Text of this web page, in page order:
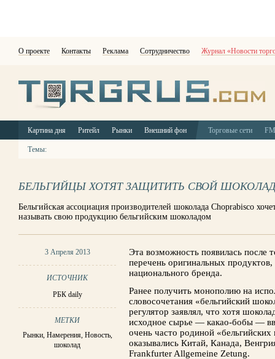
О проекте Контакты Реклама Сотрудничество Журнал «Новости
Картина дня Ритейл Рынки Внешний фон Торговые сети
Темы:
БЕЛЬГИЙЦЫ ХОТЯТ ЗАЩИТИТЬ СВОЙ ШОКОЛАД
Бельгийская ассоциация производителей шоколада Choprabisco
называть свою продукцию бельгийским шоколадом
3 Апреля 2013
ИСТОЧНИК
РБК daily
МЕТКИ
Рынки, Намерения, Новость,
шоколад
Эта возможность появилась после
перечень оригинальных
национального бренда.
Ранее получить монополию на
словосочетания «бельгийский
регулятор заявлял, что хотя
исходное сырье — какао-бобы —
очень часто родиной «бельгийских
оказывались Китай, Канада,
Frankfurter Allgemeine Zetung.